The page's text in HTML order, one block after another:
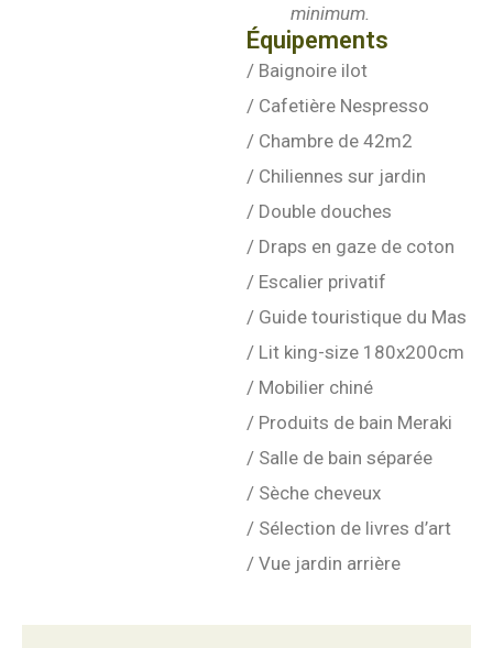
minimum.
Équipements
/ Baignoire ilot
/ Cafetière Nespresso
/ Chambre de 42m2
/ Chiliennes sur jardin
/ Double douches
/ Draps en gaze de coton
/ Escalier privatif
/ Guide touristique du Mas
/ Lit king-size 180x200cm
/ Mobilier chiné
/ Produits de bain Meraki
/ Salle de bain séparée
/ Sèche cheveux
/ Sélection de livres d’art
/ Vue jardin arrière